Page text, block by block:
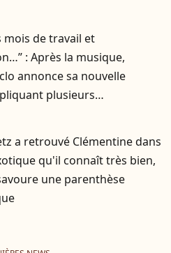
mois de travail et
: Après la musique,
annonce sa nouvelle
plusieurs
a retrouvé Clémentine dans
qu'il connaît très bien,
une parenthèse